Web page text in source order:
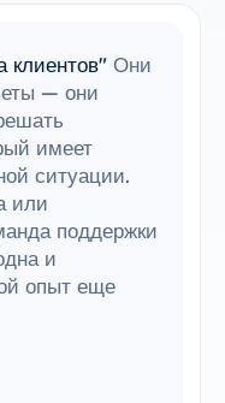
с легкостью
мою
Процесс
без
которые я
невероятно
идеальное